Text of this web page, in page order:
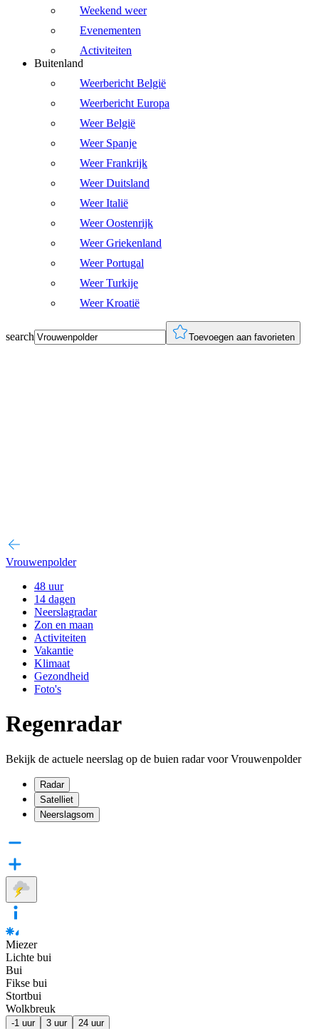
Weekend weer
Evenementen
Activiteiten
Buitenland
Weerbericht België
Weerbericht Europa
Weer België
Weer Spanje
Weer Frankrijk
Weer Duitsland
Weer Italië
Weer Oostenrijk
Weer Griekenland
Weer Portugal
Weer Turkije
Weer Kroatië
search Toevoegen aan favorieten
Vrouwenpolder
48 uur
14 dagen
Neerslagradar
Zon en maan
Activiteiten
Vakantie
Klimaat
Gezondheid
Foto's
Regenradar
Bekijk de actuele neerslag op de buien radar voor Vrouwenpolder
Radar
Satelliet
Neerslagsom
Miezer
Lichte bui
Bui
Fikse bui
Stortbui
Wolkbreuk
-1 uur 3 uur 24 uur